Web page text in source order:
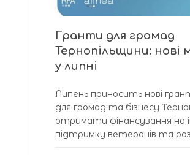
Гранти для громад
Тернопільщини: нові
у липні
Липень приносить нові
для громад та бізнесу
отримати фінансування на
підтримку ветеранів та